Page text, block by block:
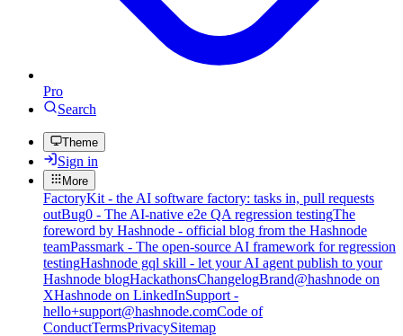
Pro
Search
Theme
Sign in
More
FactoryKit - the AI software factory: tasks in, pull requests
outBug0 - The AI-native e2e QA regression testingThe
foreword by Hashnode - official blog from the Hashnode
teamPassmark - The open-source AI framework for regression
testingHashnode gql skill - let your AI agent publish to your
Hashnode blogHackathonsChangelogBrand@hashnode on
XHashnode on LinkedInSupport -
hello+support@hashnode.comCode of
ConductTermsPrivacySitemap